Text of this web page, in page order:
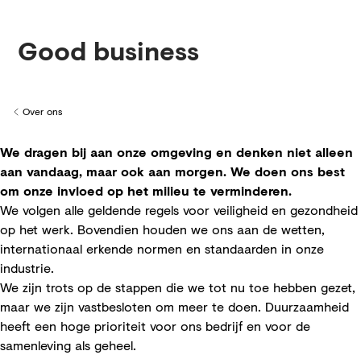
Good business
Back to
Over ons
We dragen bij aan onze omgeving en denken niet alleen
aan vandaag, maar ook aan morgen. We doen ons best
om onze invloed op het milieu te verminderen.
We volgen alle geldende regels voor veiligheid en gezondheid
op het werk. Bovendien houden we ons aan de wetten,
internationaal erkende normen en standaarden in onze
industrie.
We zijn trots op de stappen die we tot nu toe hebben gezet,
maar we zijn vastbesloten om meer te doen. Duurzaamheid
heeft een hoge prioriteit voor ons bedrijf en voor de
samenleving als geheel.